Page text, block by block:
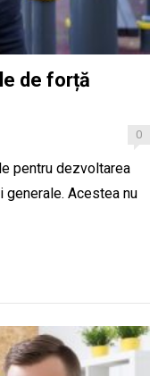
de forță
0
pentru dezvoltarea
Acestea nu